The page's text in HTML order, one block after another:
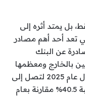
بل يمتد أثره إلى
تعد أحد أهم مصادر
عن البنك
بالخارج ومعظمها
من دول الخليج، حققت قفزة تاريخية خلال عام 2025 لتصل إلى
حوالي 41.5 مليار دولار، محققة زيادة بنسبة 40.5% مقارنة بعام